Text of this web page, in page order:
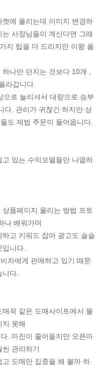
에 올리는데 이미지 변경하
사장님들이 계신다면 그래
지 팁을 더 드리지만 이왕 올
나만 던지는 것보다 10개 ,
라갑니다.
로 늘리셔서 대량으로 승부
다. 관리가 귀찮긴 하지만 상
도 제법 주문이 들어옵니다.
있는 수익모델들만 나열하
품페이지 올리는 방법 포토
나 배워가며
고 키워드 잡아 광고도 슬슬
니다.
자에게 판매하고 있기 때문
다.
꾹 같은 도매사이트에서 물
지 못해
. 마진이 줄어들지만 오픈마
관리하기
도매만 집중을 해 볼까 하